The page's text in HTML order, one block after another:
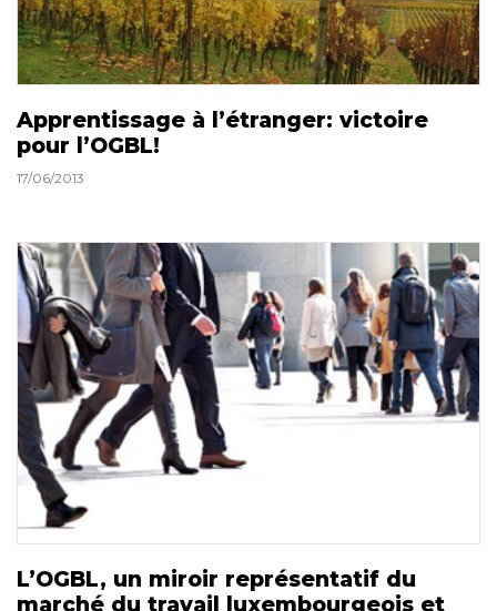
Apprentissage à l’étranger: victoire
pour l’OGBL!
17/06/2013
L’OGBL, un miroir représentatif du
marché du travail luxembourgeois et